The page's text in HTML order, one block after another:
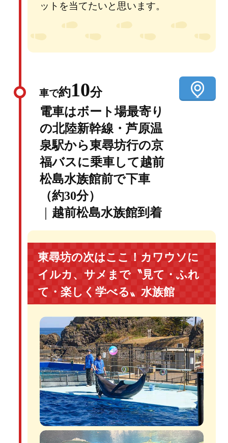
ットを当てたいと思います。
車で約10分
電車はボート場最寄り
の北陸新幹線・芦原温
泉駅から東尋坊行の京
福バスに乗車して越前
松島水族館前で下車
（約30分）
越前松島水族館到着
東尋坊の次はここ！カワウソに
イルカ、サメまで〝見て・ふれ
て・楽しく学べる〟水族館